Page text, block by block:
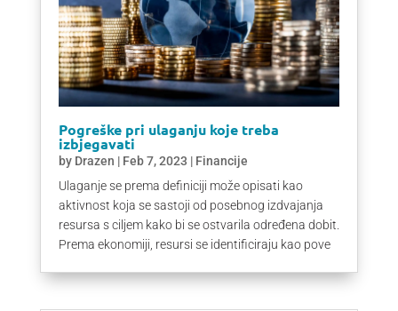
Pogreške pri ulaganju koje treba
izbjegavati
by Drazen | Feb 7, 2023 | Financije
Ulaganje se prema definiciji može opisati kao
aktivnost koja se sastoji od posebnog izdvajanja
resursa s ciljem kako bi se ostvarila određena dobit.
Prema ekonomiji, resursi se identificiraju kao pove